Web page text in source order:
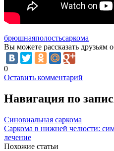
брюшнаяполостьсаркома
Вы можете рассказать друзьям
0
Оставить комментарий
Навигация по
Синовиальная саркома
Саркома в нижней челюсти:
лечение
Похожие статьи